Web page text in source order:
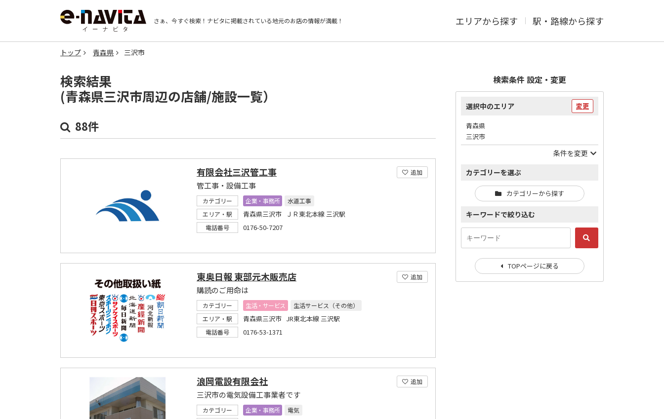
さぁ、今すぐ検索！ ナビタに掲載されている地元のお店の情報が満載！ エリアから探す 駅・路線から探す
トップ 青森県 三沢市
検索結果
(青森県三沢市周辺の店舗/施設一覧）
88件
追加
有限会社三沢管工事
管工事・設備工事
カテゴリー 企業・事務所
水道工事
エリア・駅
青森県三沢市 ＪＲ東北本線 三沢駅
電話番号 0176-50-7207
追加
東奥日報 東部元木販売店
購読のご用命は
カテゴリー 生活・サービス
生活サービス（その他）
エリア・駅
青森県三沢市 JR東北本線 三沢駅
電話番号 0176-53-1371
追加
浪岡電設有限会社
三沢市の電気設備工事業者です
カテゴリー 企業・事務所
電気
検索条件 設定・変更
選択中のエリア 変更
青森県
三沢市
条件を変更
カテゴリーを選ぶ
カテゴリーから探す
キーワードで絞り込む
TOPページに戻る